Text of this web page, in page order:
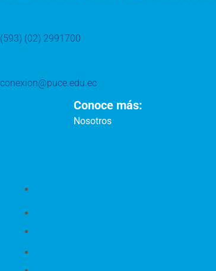
(593) (02) 2991700
conexion@puce.edu.ec
Conoce más:
Nosotros